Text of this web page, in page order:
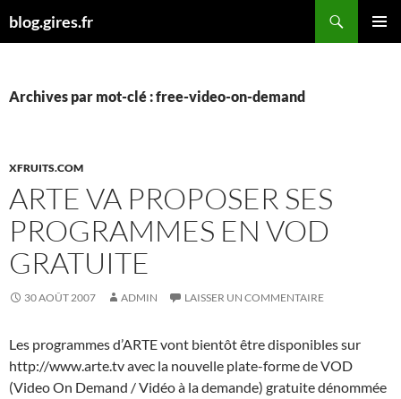
aublog.gires.fr
Archives par mot-clé : free-video-on-demand
XFRUITS.COM
ARTE VA PROPOSER SES
PROGRAMMES EN VOD
GRATUITE
30 AOÛT 2007 ADMIN LAISSER UN COMMENTAIRE
Les programmes d’ARTE vont bientôt être disponibles sur
http://www.arte.tv avec la nouvelle plate-forme de VOD
(Video On Demand / Vidéo à la demande) gratuite dénommée